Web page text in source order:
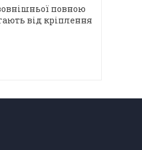
повною
від кріплення